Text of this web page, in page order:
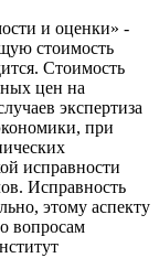
и оценки» -
стоимость
Стоимость
цен на
экспертиза
при
исправности
Исправность
этому аспекту
вопросам